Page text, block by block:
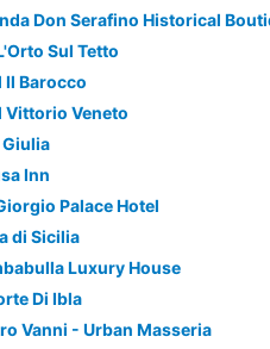
Sul Tetto
Il Barocco
Vittorio Veneto
Giulia
Inn
Palace Hotel
di Sicilia
Luxury House
Di Ibla
Vanni - Urban Masseria